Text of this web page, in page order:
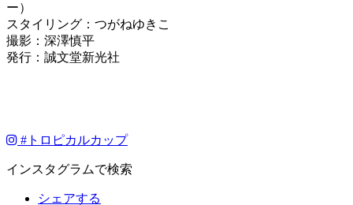
ー）
スタイリング：つがねゆきこ
撮影：深澤慎平
発行：誠文堂新光社
# トロピカルカップ
インスタグラムで検索
シェアする